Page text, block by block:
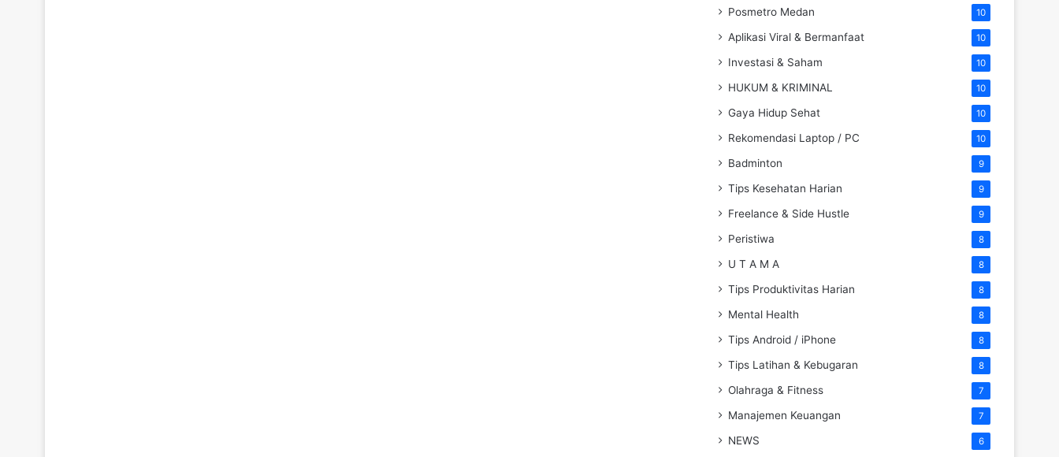
Posmetro Medan 10
Aplikasi Viral & Bermanfaat 10
Investasi & Saham 10
HUKUM & KRIMINAL 10
Gaya Hidup Sehat 10
Rekomendasi Laptop / PC 10
Badminton 9
Tips Kesehatan Harian 9
Freelance & Side Hustle 9
Peristiwa 8
U T A M A 8
Tips Produktivitas Harian 8
Mental Health 8
Tips Android / iPhone 8
Tips Latihan & Kebugaran 8
Olahraga & Fitness 7
Manajemen Keuangan 7
NEWS 6